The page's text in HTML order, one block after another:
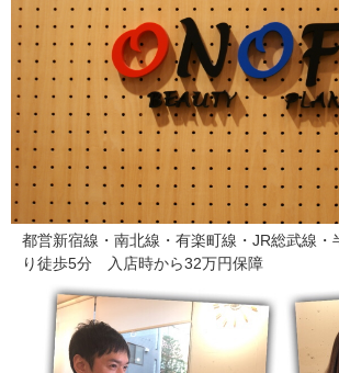
都営新宿線・南北線・有楽町線・JR総武線
り徒歩5分 入店時から32万円保障